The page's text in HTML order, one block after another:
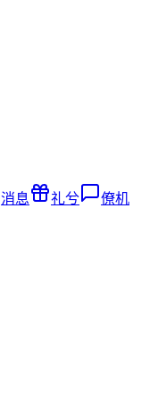
消息 礼兮 僚机